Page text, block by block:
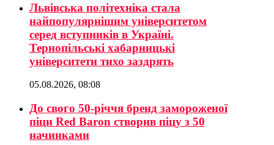
Львівська політехніка стала
найпопулярнішим університетом
серед вступників в Україні.
Тернопільські хабарницькі
університети тихо заздрять
05.08.2026, 08:08
До свого 50-річчя бренд замороженої
піци Red Baron створив піцу з 50
начинками